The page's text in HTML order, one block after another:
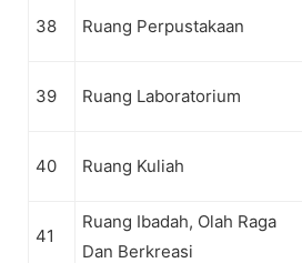
38 Ruang Perpustakaan
39 Ruang Laboratorium
40 Ruang Kuliah
41
Ruang Ibadah, Olah Raga
Dan Berkreasi